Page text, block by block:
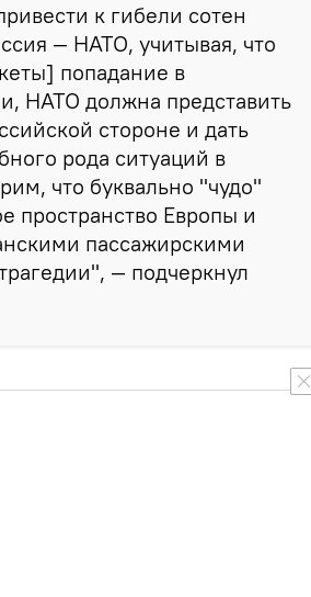
к гибели сотен
— НАТО, учитывая, что
попадание в
НАТО должна представить
стороне и дать
рода ситуаций в
что буквально "чудо"
пространство Европы и
пассажирскими
— подчеркнул